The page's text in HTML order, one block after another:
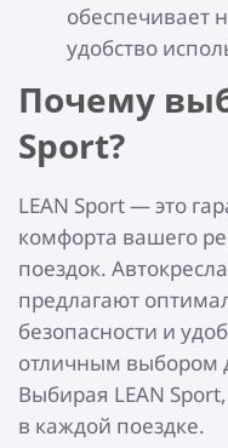
обеспечивает
удобство
Почему
Sport?
LEAN Sport — это
комфорта вашего
поездок.
предлагают
безопасности и
отличным выбором
Выбирая LEAN
в каждой поездке.